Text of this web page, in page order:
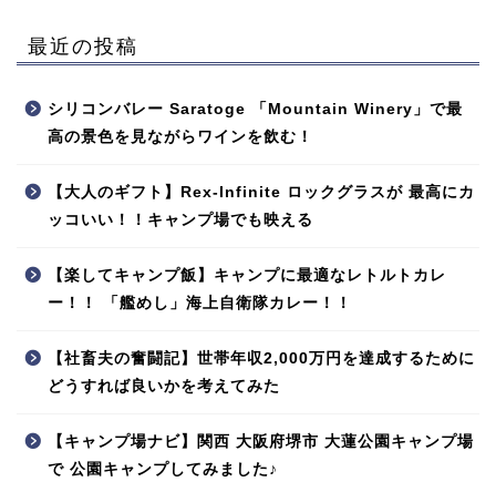
最近の投稿
シリコンバレー Saratoge 「Mountain Winery」で最
高の景色を見ながらワインを飲む！
【大人のギフト】Rex-Infinite ロックグラスが 最高にカ
ッコいい！！キャンプ場でも映える
【楽してキャンプ飯】キャンプに最適なレトルトカレ
ー！！ 「艦めし」海上自衛隊カレー！！
【社畜夫の奮闘記】世帯年収2,000万円を達成するために
どうすれば良いかを考えてみた
【キャンプ場ナビ】関西 大阪府堺市 大蓮公園キャンプ場
で 公園キャンプしてみました♪